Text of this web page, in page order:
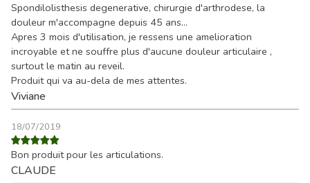
Spondilolisthesis degenerative, chirurgie d'arthrodese, la
douleur m'accompagne depuis 45 ans...
Apres 3 mois d'utilisation, je ressens une amelioration
incroyable et ne souffre plus d'aucune douleur articulaire ,
surtout le matin au reveil.
Produit qui va au-dela de mes attentes.
Viviane
18/07/2019
Bon produit pour les articulations.
CLAUDE